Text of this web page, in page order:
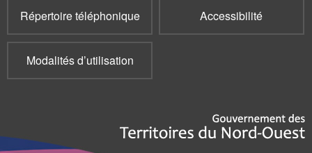
Répertoire téléphonique Accessibilité
Modalités d’utilisation